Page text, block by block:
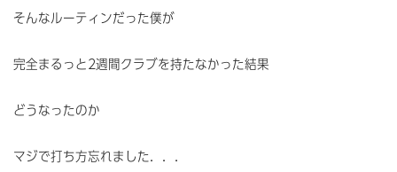
そんなルーティンだった僕が
完全まるっと2週間クラブを持たなかった結果
どうなったのか
マジで打ち方忘れました．．．